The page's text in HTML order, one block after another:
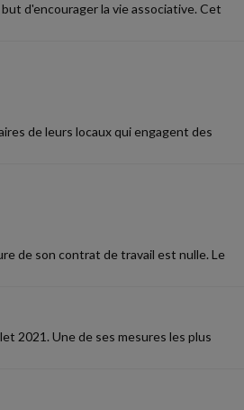
d'encourager la vie associative. Cet
de leurs locaux qui engagent des
de son contrat de travail est nulle. Le
2021. Une de ses mesures les plus